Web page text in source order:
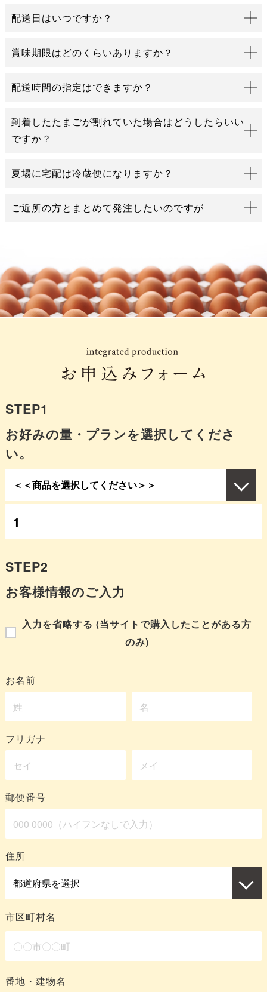
配送日はいつですか？
賞味期限はどのくらいありますか？
配送時間の指定はできますか？
到着したたまごが割れていた場合はどうしたらいい
ですか？
夏場に宅配は冷蔵便になりますか？
ご近所の方とまとめて発注したいのですが
STEP1
お好みの量・プランを選択してくださ
い。
STEP2
お客様情報のご入力
入力を省略する (当サイトで購入したことがある方
のみ)
お名前
フリガナ
郵便番号
住所
市区町村名
番地・建物名